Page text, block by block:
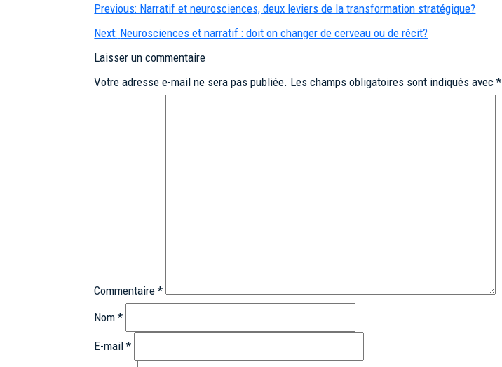
Navigation
de
l’article
Previous: Narratif et neurosciences, deux leviers de la transformation stratégique?
Next: Neurosciences et narratif : doit on changer de cerveau ou de récit?
Laisser un commentaire
Votre adresse e-mail ne sera pas publiée. Les champs obligatoires sont indiqués avec*
Commentaire*
Nom*
E-mail*